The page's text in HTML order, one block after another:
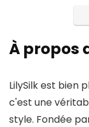
À propos
LilySilk est bien
c'est une
style. Fondée